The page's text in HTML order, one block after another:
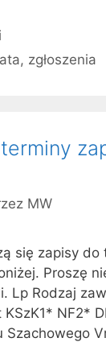
, zgłoszenia
MW
się zapisy do
Proszę
Lp Rodzaj
KSzK1* NF2*
Szachowego